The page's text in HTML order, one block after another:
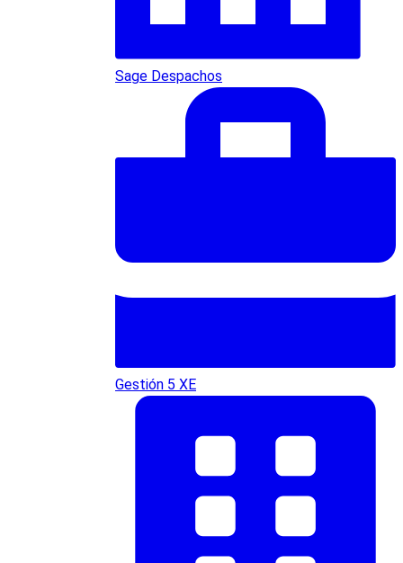
Sage Despachos
Gestión 5 XE